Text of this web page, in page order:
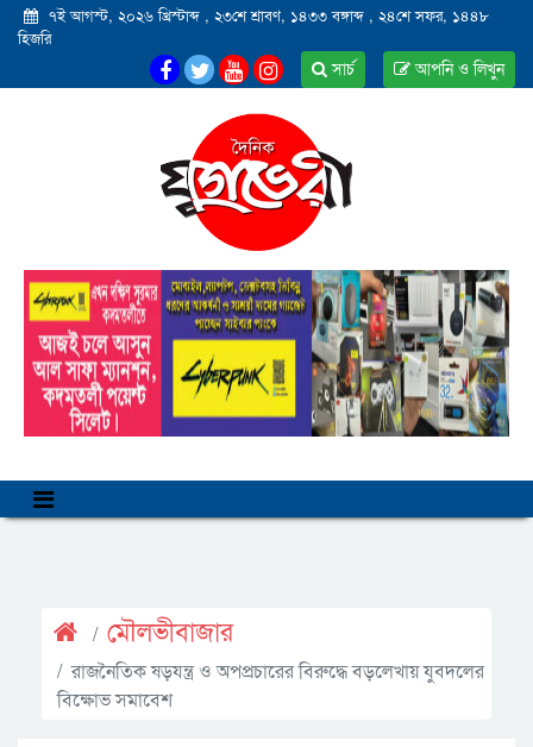
৭ই আগস্ট, ২০২৬ খ্রিস্টাব্দ , ২৩শে শ্রাবণ, ১৪৩৩ বঙ্গাব্দ , ২৪শে সফর, ১৪৪৮
হিজরি
আপনি ও লিখুন
সার্চ
মৌলভীবাজার
রাজনৈতিক ষড়যন্ত্র ও অপপ্রচারের বিরুদ্ধে বড়লেখায় যুবদলের
বিক্ষোভ সমাবেশ